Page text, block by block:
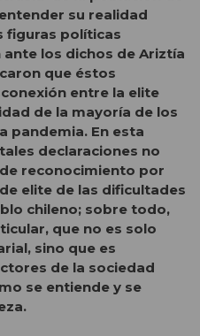
su realidad
figuras políticas
los dichos de Ariztía
que éstos
entre la elite
de la mayoría de los
pandemia. En esta
declaraciones no
reconocimiento por
elite de las dificultades
chileno; sobre todo,
que no es solo
sino que es
de la sociedad
se entiende y se